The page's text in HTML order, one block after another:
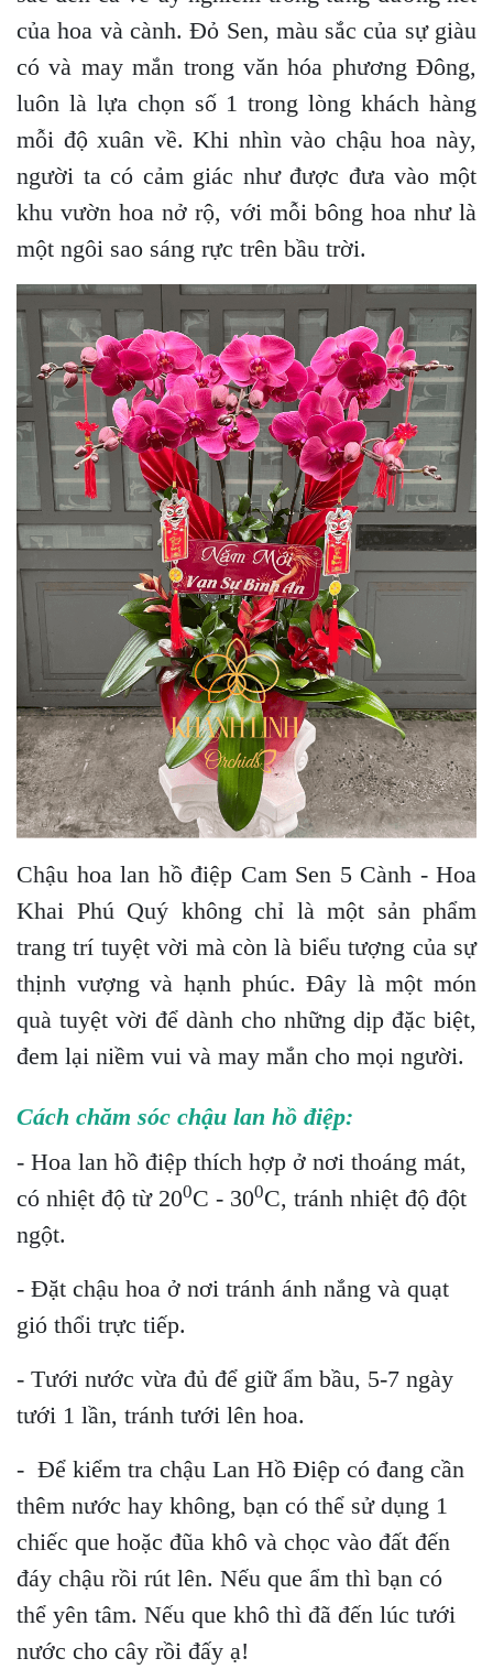
của hoa và cành. Đỏ Sen, màu sắc của sự giàu
có và may mắn trong văn hóa phương Đông,
luôn là lựa chọn số 1 trong lòng khách hàng
mỗi độ xuân về. Khi nhìn vào chậu hoa này,
người ta có cảm giác như được đưa vào một
khu vườn hoa nở rộ, với mỗi bông hoa như là
một ngôi sao sáng rực trên bầu trời.
Chậu hoa lan hồ điệp Cam Sen 5 Cành - Hoa
Khai Phú Quý không chỉ là một sản phẩm
trang trí tuyệt vời mà còn là biểu tượng của sự
thịnh vượng và hạnh phúc. Đây là một món
quà tuyệt vời để dành cho những dịp đặc biệt,
đem lại niềm vui và may mắn cho mọi người.
Cách chăm sóc chậu lan hồ điệp:
- Hoa lan hồ điệp thích hợp ở nơi thoáng mát,
có nhiệt độ từ 200C - 300C, tránh nhiệt độ đột
ngột.
- Đặt chậu hoa ở nơi tránh ánh nắng và quạt
gió thổi trực tiếp.
- Tưới nước vừa đủ để giữ ẩm bầu, 5-7 ngày
tưới 1 lần, tránh tưới lên hoa.
- Để kiểm tra chậu Lan Hồ Điệp có đang cần
thêm nước hay không, bạn có thể sử dụng 1
chiếc que hoặc đũa khô và chọc vào đất đến
đáy chậu rồi rút lên. Nếu que ẩm thì bạn có
thể yên tâm. Nếu que khô thì đã đến lúc tưới
nước cho cây rồi đấy ạ!